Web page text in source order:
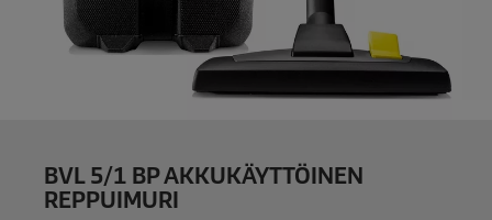
BVL 5/1 BP AKKUKÄYTTÖINEN
REPPUIMURI